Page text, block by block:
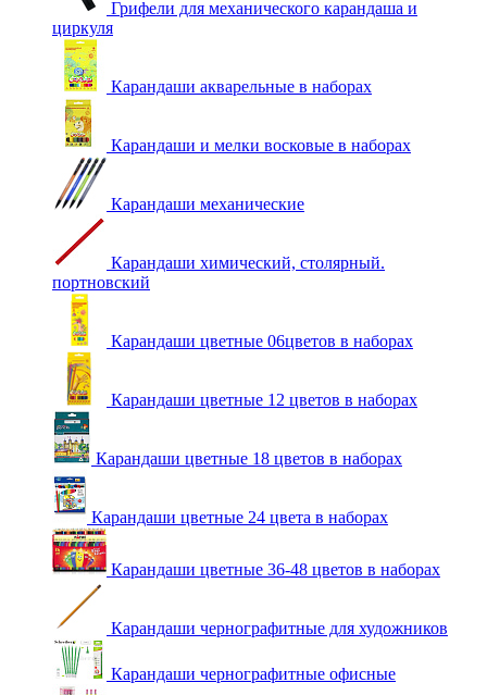
Грифели для механического карандаша и
циркуля
Карандаши акварельные в наборах
Карандаши и мелки восковые в наборах
Карандаши механические
Карандаши химический, столярный.
портновский
Карандаши цветные 06цветов в наборах
Карандаши цветные 12 цветов в наборах
Карандаши цветные 18 цветов в наборах
Карандаши цветные 24 цвета в наборах
Карандаши цветные 36-48 цветов в наборах
Карандаши чернографитные для художников
Карандаши чернографитные офисные